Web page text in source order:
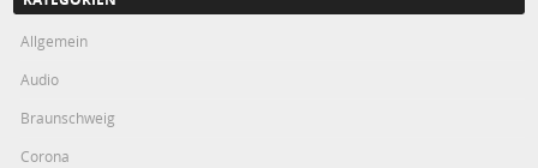
Allgemein
Audio
Braunschweig
Corona